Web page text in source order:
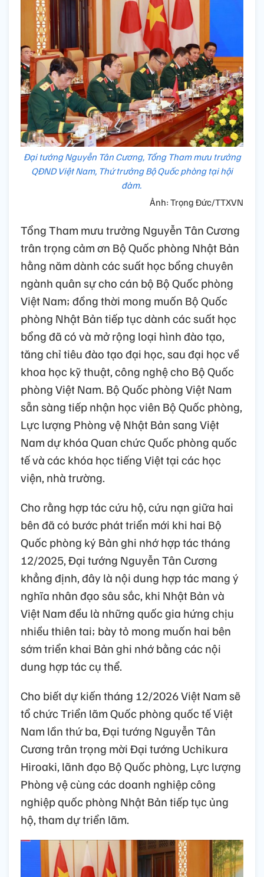
Đại tướng Nguyễn Tân Cương, Tổng Tham mưu trưởng
QĐND Việt Nam, Thứ trưởng Bộ Quốc phòng tại hội
đàm.
Ảnh: Trọng Đức/TTXVN
Tổng Tham mưu trưởng Nguyễn Tân Cương
trân trọng cảm ơn Bộ Quốc phòng Nhật Bản
hằng năm dành các suất học bổng chuyên
ngành quân sự cho cán bộ Bộ Quốc phòng
Việt Nam; đồng thời mong muốn Bộ Quốc
phòng Nhật Bản tiếp tục dành các suất học
bổng đã có và mở rộng loại hình đào tạo,
tăng chỉ tiêu đào tạo đại học, sau đại học về
khoa học kỹ thuật, công nghệ cho Bộ Quốc
phòng Việt Nam. Bộ Quốc phòng Việt Nam
sẵn sàng tiếp nhận học viên Bộ Quốc phòng,
Lực lượng Phòng vệ Nhật Bản sang Việt
Nam dự khóa Quan chức Quốc phòng quốc
tế và các khóa học tiếng Việt tại các học
viện, nhà trường.
Cho rằng hợp tác cứu hộ, cứu nạn giữa hai
bên đã có bước phát triển mới khi hai Bộ
Quốc phòng ký Bản ghi nhớ hợp tác tháng
12/2025, Đại tướng Nguyễn Tân Cương
khẳng định, đây là nội dung hợp tác mang ý
nghĩa nhân đạo sâu sắc, khi Nhật Bản và
Việt Nam đều là những quốc gia hứng chịu
nhiều thiên tai; bày tỏ mong muốn hai bên
sớm triển khai Bản ghi nhớ bằng các nội
dung hợp tác cụ thể.
Cho biết dự kiến tháng 12/2026 Việt Nam sẽ
tổ chức Triển lãm Quốc phòng quốc tế Việt
Nam lần thứ ba, Đại tướng Nguyễn Tân
Cương trân trọng mời Đại tướng Uchikura
Hiroaki, lãnh đạo Bộ Quốc phòng, Lực lượng
Phòng vệ cùng các doanh nghiệp công
nghiệp quốc phòng Nhật Bản tiếp tục ủng
hộ, tham dự triển lãm.